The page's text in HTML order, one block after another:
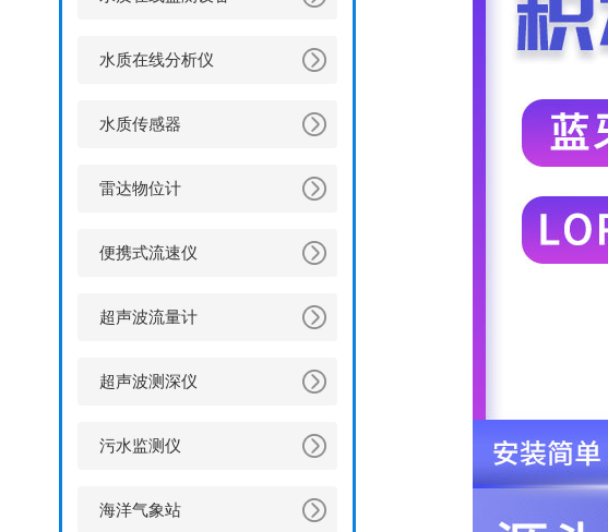
水质在线分析仪
水质传感器
雷达物位计
便携式流速仪
超声波流量计
超声波测深仪
污水监测仪
海洋气象站